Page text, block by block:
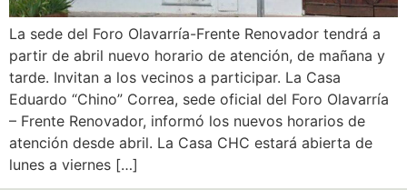
La sede del Foro Olavarría-Frente Renovador tendrá a
partir de abril nuevo horario de atención, de mañana y
tarde. Invitan a los vecinos a participar. La Casa
Eduardo “Chino” Correa, sede oficial del Foro Olavarría
– Frente Renovador, informó los nuevos horarios de
atención desde abril. La Casa CHC estará abierta de
lunes a viernes […]